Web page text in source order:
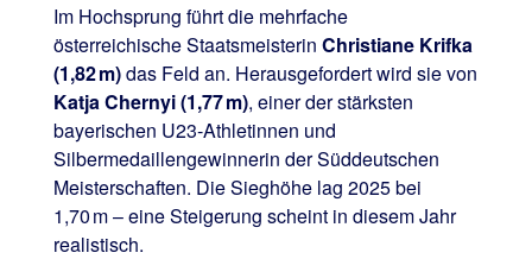
Im Hochsprung führt die mehrfache
österreichische Staatsmeisterin Christiane Krifka
(1,82 m)das Feld an. Herausgefordert wird sie von
Katja Chernyi (1,77 m), einer der stärksten
bayerischen U23‑Athletinnen und
Silbermedaillengewinnerin der Süddeutschen
Meisterschaften. Die Sieghöhe lag 2025 bei
1,70 m – eine Steigerung scheint in diesem Jahr
realistisch.